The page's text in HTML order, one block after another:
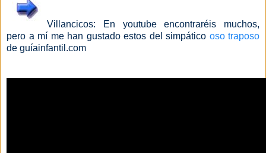
Villancicos: En youtube encontraréis muchos,
pero a mí me han gustado estos del simpático oso traposo
de guíainfantil.com